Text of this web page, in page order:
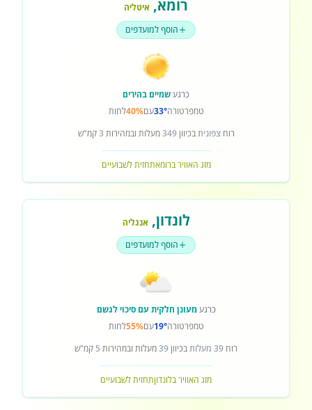
רומא, איטליה
הוסף למועדפים
כרגעשמיים בהירים
טמפרטורה33°עם40%לחות
רוחצפוניתבכיוון349מעלות ובמהירות 3קמ"ש
מזג האוויר ברומאתחזית לשבועיים
לונדון, אנגליה
הוסף למועדפים
כרגעמעונן חלקית עם סיכוי לגשם
טמפרטורה19°עם55%לחות
רוח 39 מעלות בכיוון39מעלות ובמהירות 5 קמ"ש
מזג האוויר בלונדוןתחזית לשבועיים